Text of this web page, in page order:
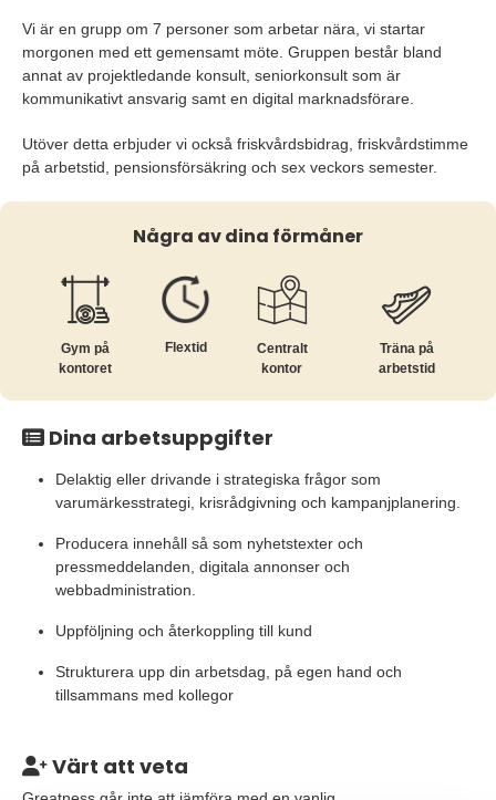
Vi är en grupp om 7 personer som arbetar nära, vi startar
morgonen med ett gemensamt möte. Gruppen består bland
annat av projektledande konsult, seniorkonsult som är
kommunikativt ansvarig samt en digital marknadsförare.
Utöver detta erbjuder vi också friskvårdsbidrag, friskvårdstimme
på arbetstid, pensionsförsäkring och sex veckors semester.
Några av dina förmåner
Gym på
kontoret
Flextid
Centralt
kontor
Träna på
arbetstid
Dina arbetsuppgifter
Delaktig eller drivande i strategiska frågor som
varumärkesstrategi, krisrådgivning och kampanjplanering.
Producera innehåll så som nyhetstexter och
pressmeddelanden, digitala annonser och
webbadministration.
Uppföljning och återkoppling till kund
Strukturera upp din arbetsdag, på egen hand och
tillsammans med kollegor
Värt att veta